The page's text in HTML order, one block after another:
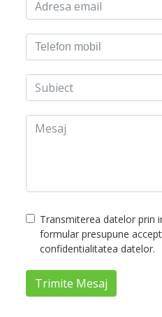
Transmiterea datelor prin
formular presupune
confidentialitatea datelor.
Trimite Mesaj